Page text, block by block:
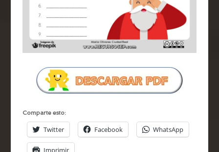
Comparte esto:
Twitter Facebook WhatsApp
Imprimir